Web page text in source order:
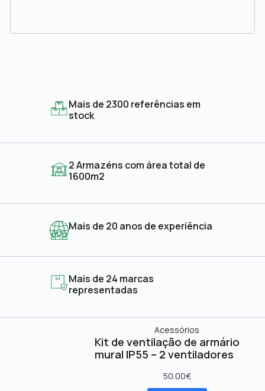
Mais de 2300 referências em
stock
2 Armazéns com área total de
1600m2
Mais de 20 anos de experiência
Mais de 24 marcas
representadas
Acessórios
Kit de ventilação de armário
mural IP55 – 2 ventiladores
50.00€